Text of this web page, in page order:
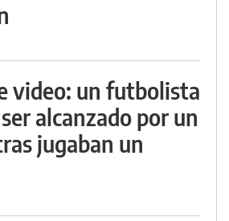
video: un futbolista
alcanzado por un
jugaban un